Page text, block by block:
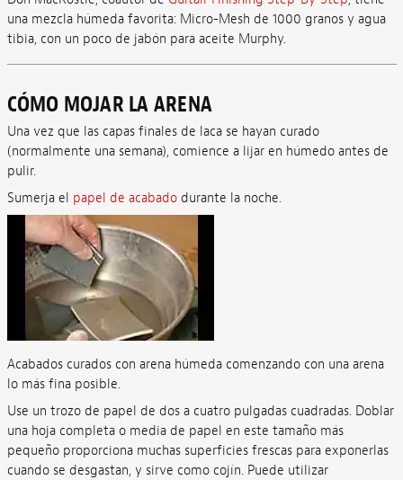
una mezcla húmeda favorita: Micro-Mesh de 1000 granos y agua
tibia, con un poco de jabón para aceite Murphy.
CÓMO MOJAR LA ARENA
Una vez que las capas finales de laca se hayan curado
(normalmente una semana), comience a lijar en húmedo antes de
pulir.
Sumerja el papel de acabadodurante la noche.
Acabados curados con arena húmeda comenzando con una arena
lo más fina posible.
Use un trozo de papel de dos a cuatro pulgadas cuadradas. Doblar
una hoja completa o media de papel en este tamaño más
pequeño proporciona muchas superficies frescas para exponerlas
cuando se desgastan, y sirve como cojín. Puede utilizar